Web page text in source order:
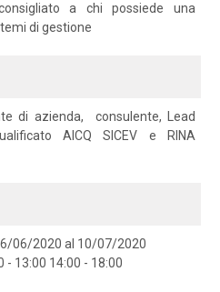
a chi possiede una
di gestione
di azienda, consulente, Lead
AICQ SICEV e RINA
06/2020 al 10/07/2020
13:00 14:00 - 18:00